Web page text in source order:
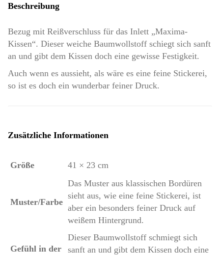
Beschreibung
Bezug mit Reißverschluss für das Inlett „Maxima-
Kissen“. Dieser weiche Baumwollstoff schiegt sich sanft
an und gibt dem Kissen doch eine gewisse Festigkeit.
Auch wenn es aussieht, als wäre es eine feine Stickerei,
so ist es doch ein wunderbar feiner Druck.
Zusätzliche Informationen
Größe 41 × 23 cm
Muster/Farbe
Das Muster aus klassischen Bordüren
sieht aus, wie eine feine Stickerei, ist
aber ein besonders feiner Druck auf
weißem Hintergrund.
Gefühl in der
Dieser Baumwollstoff schmiegt sich
sanft an und gibt dem Kissen doch eine